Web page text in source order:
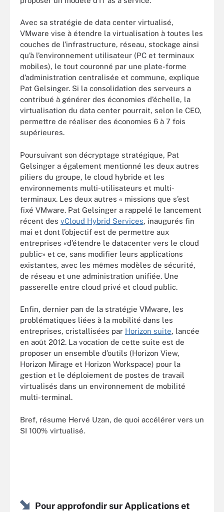
Avec sa stratégie de data center virtualisé,
VMware vise à étendre la virtualisation à toutes les
couches de l’infrastructure, réseau, stockage ainsi
qu’à l’environnement utilisateur (PC et terminaux
mobiles), le tout couronné par une plate-forme
d’administration centralisée et commune, explique
Pat Gelsinger. Si la consolidation des serveurs a
contribué à générer des économies d’échelle, la
virtualisation du data center pourrait, selon le CEO,
permettre de réaliser des économies 6 à 7 fois
supérieures.
Poursuivant son décryptage stratégique, Pat
Gelsinger a également mentionné les deux autres
piliers du groupe, le cloud hybride et les
environnements multi-utilisateurs et multi-
terminaux. Les deux autres « missions que s’est
fixé VMware. Pat Gelsinger a rappelé le lancement
récent des vCloud Hybrid Services, inaugurés fin
mai et dont l’objectif est de permettre aux
entreprises «d’étendre le datacenter vers le cloud
public» et ce, sans modifier leurs applications
existantes, avec les mêmes modèles de sécurité,
de réseau et une administration unifiée. Une
passerelle entre cloud privé et cloud public.
Enfin, dernier pan de la stratégie VMware, les
problématiques liées à la mobilité dans les
entreprises, cristallisées par Horizon suite, lancée
en août 2012. La vocation de cette suite est de
proposer un ensemble d’outils (Horizon View,
Horizon Mirage et Horizon Workspace) pour la
gestion et le déploiement de postes de travail
virtualisés dans un environnement de mobilité
multi-terminal.
Bref, résume Hervé Uzan, de quoi accélérer vers un
SI 100% virtualisé.
Pour approfondir sur Applications et